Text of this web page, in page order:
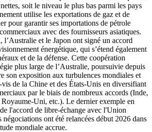
soit le niveau le plus bas parmi les pays
utilise les exportations de gaz et de
pour garantir ses importations de pétrole
avec des fournisseurs asiatiques.
l’Australie et le Japon ont signé un accord
énergétique, qui s’étend également
et de la défense. Cette coopération
plus large de l’Australie, poursuivie depuis
son exposition aux turbulences mondiales et
vis de la Chine et des États-Unis en diversifiant
par le biais de nombreux accords (Inde,
Royaume-Uni, etc.). Le dernier exemple en
l'accord de libre-échange avec l'Union
négociations ont été relancées début 2026 dans
mondiale accrue.